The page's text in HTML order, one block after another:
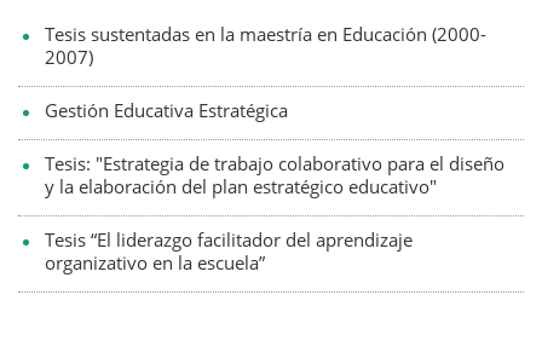
Tesis sustentadas en la maestría en Educación (2000-
2007)
Gestión Educativa Estratégica
Tesis: "Estrategia de trabajo colaborativo para el diseño
y la elaboración del plan estratégico educativo"
Tesis “El liderazgo facilitador del aprendizaje
organizativo en la escuela”